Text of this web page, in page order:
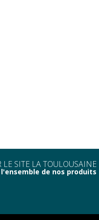
LE SITE LA TOULOUSAINE
l'ensemble de nos produits